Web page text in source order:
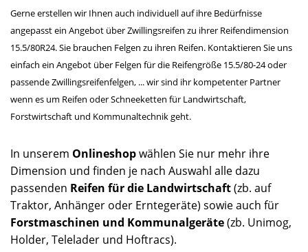
Gerne erstellen wir Ihnen auch individuell auf ihre Bedürfnisse
angepasst ein Angebot über Zwillingsreifen zu ihrer Reifendimension
15.5/80R24. Sie brauchen Felgen zu ihren Reifen. Kontaktieren Sie uns
einfach ein Angebot über Felgen für die Reifengröße 15.5/80-24 oder
passende Zwillingsreifenfelgen, ... wir sind ihr kompetenter Partner
wenn es um Reifen oder Schneeketten für Landwirtschaft,
Forstwirtschaft und Kommunaltechnik geht.
In unserem Onlineshopwählen Sie nur mehr ihre
Dimension und finden je nach Auswahl alle dazu
passenden Reifen für die Landwirtschaft(zb. auf
Traktor, Anhänger oder Erntegeräte) sowie auch für
Forstmaschinen und Kommunalgeräte(zb. Unimog,
Holder, Telelader und Hoftracs).